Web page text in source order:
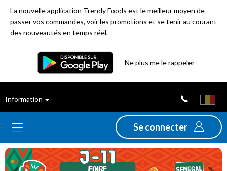
La nouvelle application Trendy Foods est le meilleur moyen de
passer vos commandes, voir les promotions et se tenir au courant
des nouveautés en temps réel.
Ne plus me le rappeler
Information
Se connecter
ventes
Nouveautés
Promotions
Previous